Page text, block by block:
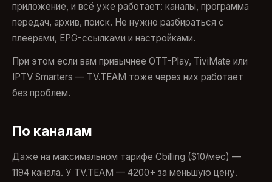
приложение, и всё уже работает: каналы, программа
передач, архив, поиск. Не нужно разбираться с
плеерами, EPG-ссылками и настройками.
При этом если вам привычнее OTT-Play, TiviMate или
IPTV Smarters — TV.TEAM тоже через них работает
без проблем.
По каналам
Даже на максимальном тарифе Cbilling ($10/мес) —
1194 канала. У TV.TEAM — 4200+ за меньшую цену.